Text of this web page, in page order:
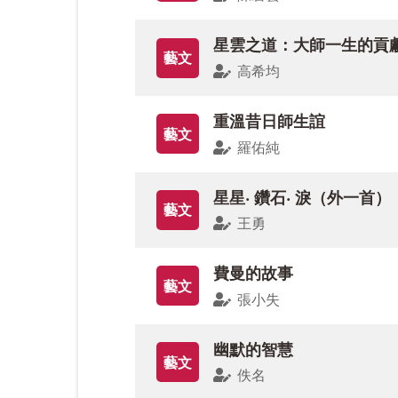
質〉、孟慶娟講師〈雲湖書院──可借鑑
而5 月份人間佛教研究院在上海舉辦一
藝文版，「人間佛教專題」這次收錄了
七歲就開始跟隨大師學佛的鄭石岩教授
此外，資深報人張作錦先生，帶領我們
本期新詩除了收錄前輩鄭愁予先生的詩
藝文
星雲之道：大師一生的貢
高希均
藝文
重溫昔日師生誼
羅佑純
藝文
星星‧ 鑽石‧ 淚（外一首）
王勇
藝文
費曼的故事
張小失
藝文
幽默的智慧
佚名